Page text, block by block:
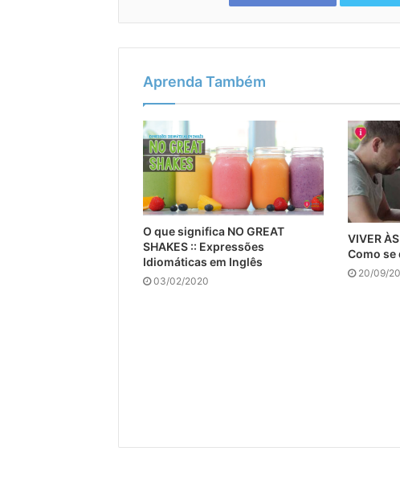
Aprenda Também
O que significa NO GREAT
SHAKES :: Expressões
Idiomáticas em Inglês
03/02/2020
VIVER
Como se
20/09/